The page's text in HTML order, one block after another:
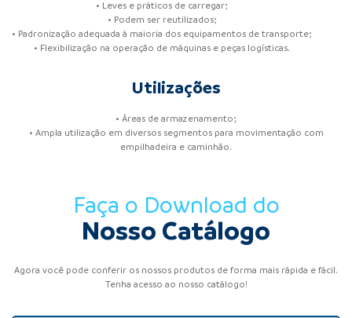
• Leves e práticos de carregar;
• Podem ser reutilizados;
• Padronização adequada à maioria dos equipamentos de transporte;
• Flexibilização na operação de máquinas e peças logísticas.
Utilizações
• Áreas de armazenamento;
• Ampla utilização em diversos segmentos para movimentação com
empilhadeira e caminhão.
Faça o Download do
Nosso Catálogo
Agora você pode conferir os nossos produtos de forma mais rápida e fácil.
Tenha acesso ao nosso catálogo!